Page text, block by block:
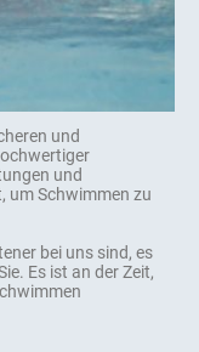
und
und
um Schwimmen zu
bei uns sind, es
Es ist an der Zeit,